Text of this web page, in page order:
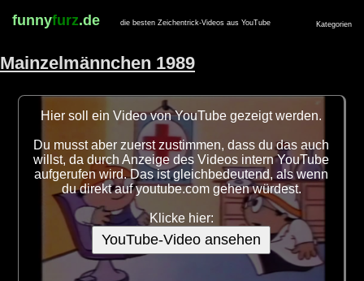
funnyfurz.de die besten Zeichentrick-Videos aus YouTube Kategorien
Mainzelmännchen 1989
Hier soll ein Video von YouTube gezeigt werden.
Du musst aber zuerst zustimmen, dass du das auch
willst, da durch Anzeige des Videos intern YouTube
aufgerufen wird. Das ist gleichbedeutend, als wenn
du direkt auf youtube.com gehen würdest.
Klicke hier:
YouTube-Video ansehen